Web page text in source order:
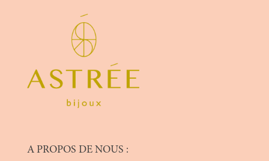
A PROPOS DE NOUS :